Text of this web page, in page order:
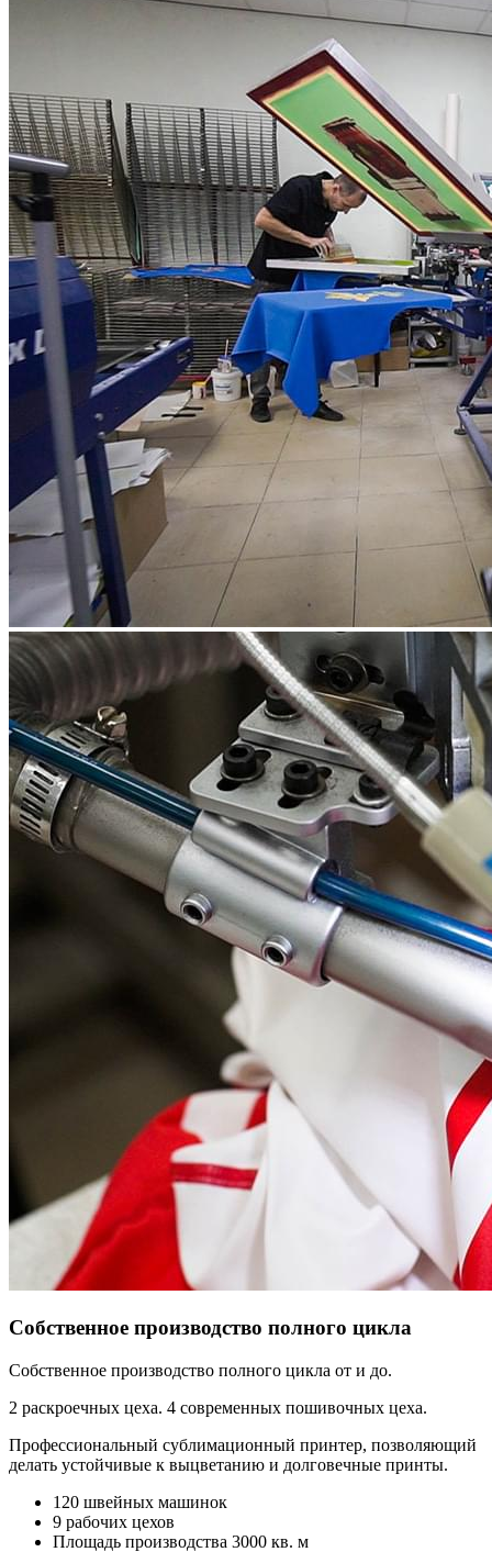
Собственное производство полного цикла
Собственное производство полного цикла от и до.
2 раскроечных цеха. 4 современных пошивочных цеха.
Профессиональный сублимационный принтер, позволяющий
делать устойчивые к выцветанию и долговечные принты.
120 швейных машинок
9 рабочих цехов
Площадь производства 3000 кв. м